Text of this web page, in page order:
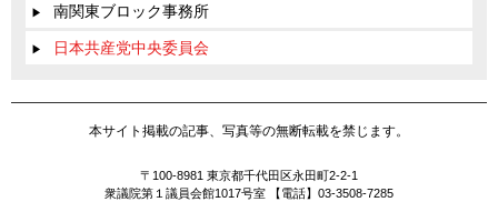
▶ 南関東ブロック事務所
▶ 日本共産党中央委員会
本サイト掲載の記事、写真等の無断転載を禁じます。
〒100-8981 東京都千代田区永田町2-2-1
衆議院第１議員会館1017号室 【電話】03-3508-7285